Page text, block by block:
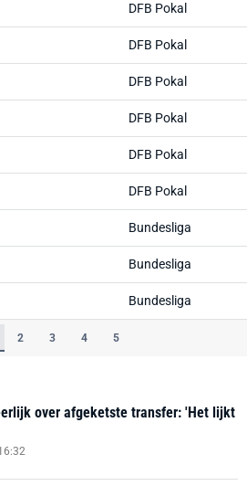
DFB Pokal
DFB Pokal
DFB Pokal
DFB Pokal
DFB Pokal
DFB Pokal
Bundesliga
Bundesliga
Bundesliga
2 3 4 5
over afgeketste transfer: 'Het lijkt